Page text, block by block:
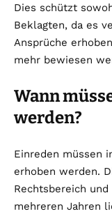
Dies schützt
Beklagten, da es
Ansprüche
mehr bewiesen
Wann
werden?
Einreden müssen
erhoben werden.
Rechtsbereich
mehreren Jahren